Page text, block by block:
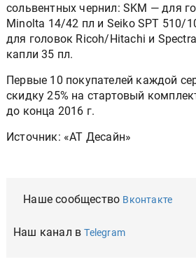
сольвентных чернил: SKM — для
Minolta 14/42 пл и Seiko SPT 510/
для головок Ricoh/Hitachi и
капли 35 пл.
Первые 10 покупателей каждой
скидку 25% на стартовый
до конца 2016 г.
Источник: «АТ Десайн»
Наше сообщество Вконтакте
Наш канал вTelegram